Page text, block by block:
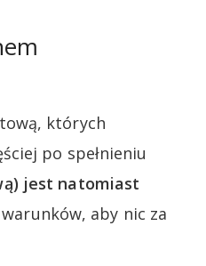
których
po spełnieniu
jest natomiast
aby nic za